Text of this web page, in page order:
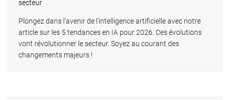
Plongez dans l’avenir de l’intelligence artificielle avec notre
article sur les 5 tendances en IA pour 2026. Ces évolutions
vont révolutionner le secteur. Soyez au courant des
changements majeurs !